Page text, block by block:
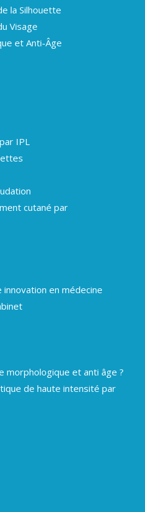
la Silhouette
Visage
et Anti-Âge
IPL
cutané par
en médecine
morphologique et anti âge ?
de haute intensité par